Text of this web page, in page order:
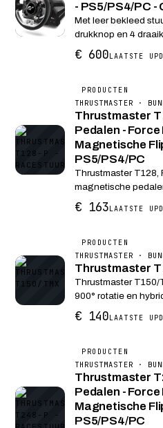
- PS5/PS4/PC -
Met leer bekleed
drukknop en 4
herkend in GT Sport
tractiecontrole,
€ 600LAATSTE
PRODUCTEN
THRUSTMASTER ·
Thrustmaster
Pedalen - Force
Magnetische
PS5/PS4/PC
Thrustmaster T128,
magnetische
PC Onderdompelende Force Feedback om de
sensaties van het
€ 163LAATSTE
PRODUCTEN
THRUSTMASTER ·
Thrustmaster
Thrustmaster T150/
900° rotatie en
Ideaal om te starten
PlayStation of Xbox.
€ 140LAATSTE
PRODUCTEN
THRUSTMASTER ·
Thrustmaster
Pedalen - Force
Magnetische
PS5/PS4/PC